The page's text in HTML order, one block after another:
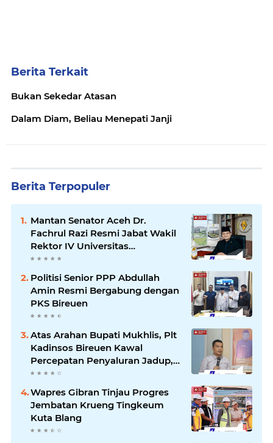
Berita Terkait
Bukan Sekedar Atasan
Dalam Diam, Beliau Menepati Janji
Berita Terpopuler
Mantan Senator Aceh Dr.
Fachrul Razi Resmi Jabat Wakil
Rektor IV Universitas
Kartamulia Purwakarta
Politisi Senior PPP Abdullah
Amin Resmi Bergabung dengan
PKS Bireuen
Atas Arahan Bupati Mukhlis, Plt
Kadinsos Bireuen Kawal
Percepatan Penyaluran Jadup,
Intens Berkoordinasi dengan
Kemensos
Wapres Gibran Tinjau Progres
Jembatan Krueng Tingkeum
Kuta Blang